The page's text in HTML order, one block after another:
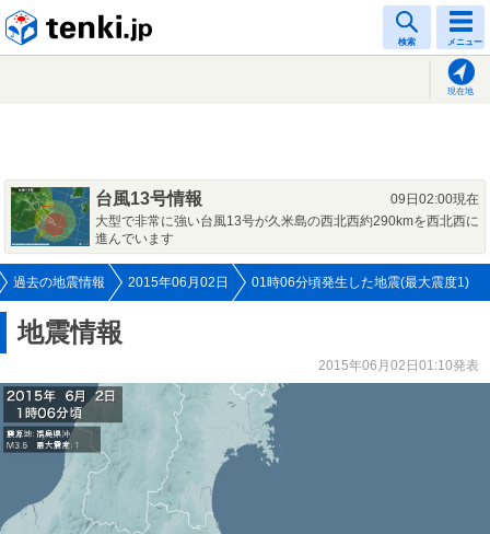
検索 メニュー
現在地
台風13号情報
09日02:00現在
大型で非常に強い台風13号が久米島の西北西約290kmを西北西に
進んでいます
過去の地震情報 2015年06月02日 01時06分頃発生した地震(最大震度1)
地震情報
2015年06月02日01:10発表